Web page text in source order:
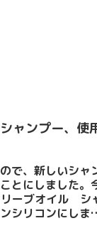
ャンプー、使
で、新しいシャ
とにしました。
リーブオイル シ
シリコンにしま